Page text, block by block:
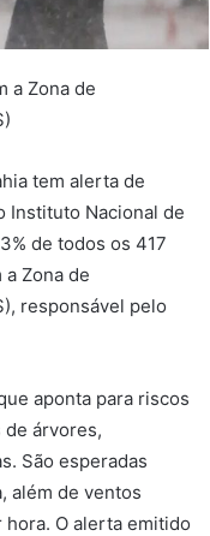
a Zona de
tem alerta de
Instituto Nacional de
de todos os 417
Zona de
responsável pelo
aponta para riscos
árvores,
São esperadas
além de ventos
O alerta emitido